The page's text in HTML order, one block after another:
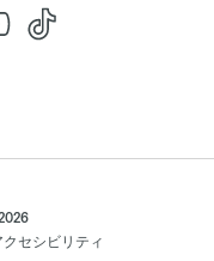
クセシビリティ